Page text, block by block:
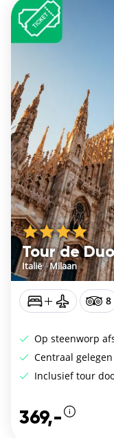
Tour de
Italië/Milaan
8
Op steenworp
Centraal
Inclusief tour
369,-